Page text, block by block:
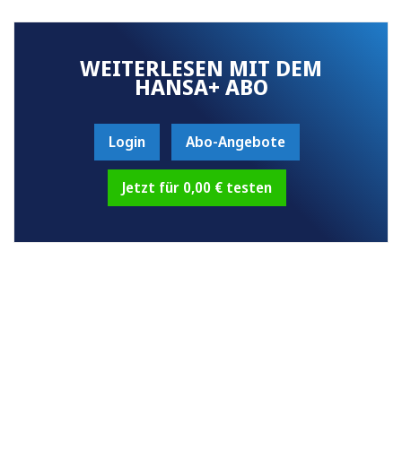
WEITERLESEN MIT DEM
HANSA+ ABO
Login Abo-Angebote
Jetzt für 0,00 € testen